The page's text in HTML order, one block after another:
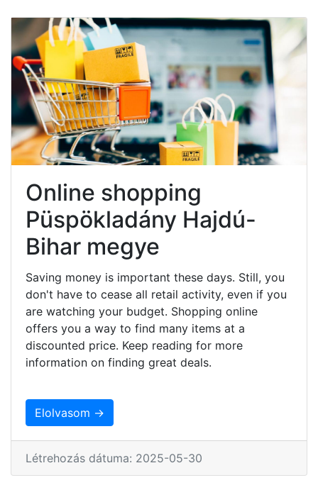
Online shopping
Püspökladány Hajdú-
Bihar megye
Saving money is important these days. Still, you
don't have to cease all retail activity, even if you
are watching your budget. Shopping online
offers you a way to find many items at a
discounted price. Keep reading for more
information on finding great deals.
Elolvasom →
Létrehozás dátuma: 2025-05-30